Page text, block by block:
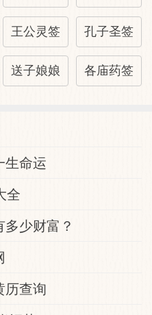
王公灵签 孔子圣签
送子娘娘 各庙药签
生命运
全
少财富？
历查询